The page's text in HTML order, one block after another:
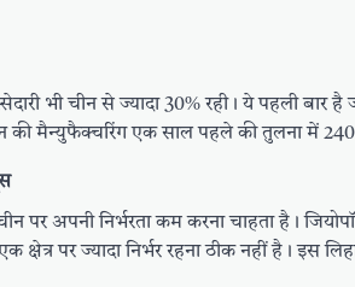
भी चीन से ज्यादा 30% रही। ये पहली
की मैन्युफैक्चरिंग एक साल पहले की तुलना में
पर अपनी निर्भरता कम करना चाहता है।
क्षेत्र पर ज्यादा निर्भर रहना ठीक नहीं है।